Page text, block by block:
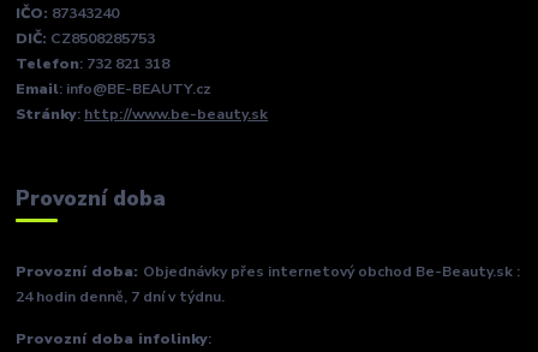
IČO: 87343240
DIČ: CZ8508285753
Telefon: 732 821 318
Email: info@BE-BEAUTY.cz
Stránky: http://www.be-beauty.sk
Provozní doba
Provozní doba: Objednávky přes internetový obchod Be-Beauty.sk :
24 hodin denně, 7 dní v týdnu.
Provozní doba infolinky: